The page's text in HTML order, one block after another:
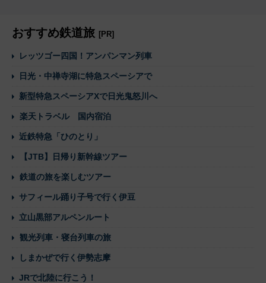
おすすめ鉄道旅 [PR]
レッツゴー四国！アンパンマン列車
日光・中禅寺湖に特急スペーシアで
新型特急スペーシアXで日光鬼怒川へ
楽天トラベル 国内宿泊
近鉄特急「ひのとり」
【JTB】日帰り新幹線ツアー
鉄道の旅を楽しむツアー
サフィール踊り子号で行く伊豆
立山黒部アルペンルート
観光列車・寝台列車の旅
しまかぜで行く伊勢志摩
JRで北陸に行こう！